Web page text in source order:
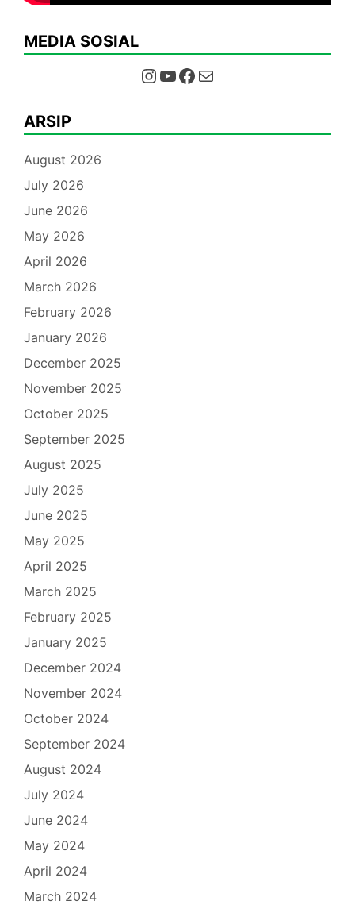
MEDIA SOSIAL
Instagram YouTube Facebook Mail
ARSIP
August 2026
July 2026
June 2026
May 2026
April 2026
March 2026
February 2026
January 2026
December 2025
November 2025
October 2025
September 2025
August 2025
July 2025
June 2025
May 2025
April 2025
March 2025
February 2025
January 2025
December 2024
November 2024
October 2024
September 2024
August 2024
July 2024
June 2024
May 2024
April 2024
March 2024